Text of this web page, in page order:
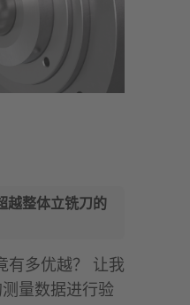
越整体立铣刀的
有多优越？ 让我
量数据进行验